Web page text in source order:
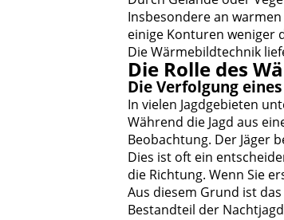
Insbesondere an
einige Konturen weniger
Die Wärmebildtechnik
Die Rolle des
Die Verfolgung
In vielen Jagdgebieten
Während die Jagd aus
Beobachtung. Der Jäger
Dies ist oft ein
die Richtung. Wenn Sie
Aus diesem Grund ist
Bestandteil der